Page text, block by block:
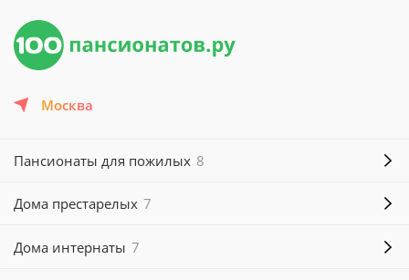
Москва
Пансионаты для пожилых 8
Дома престарелых 7
Дома интернаты 7